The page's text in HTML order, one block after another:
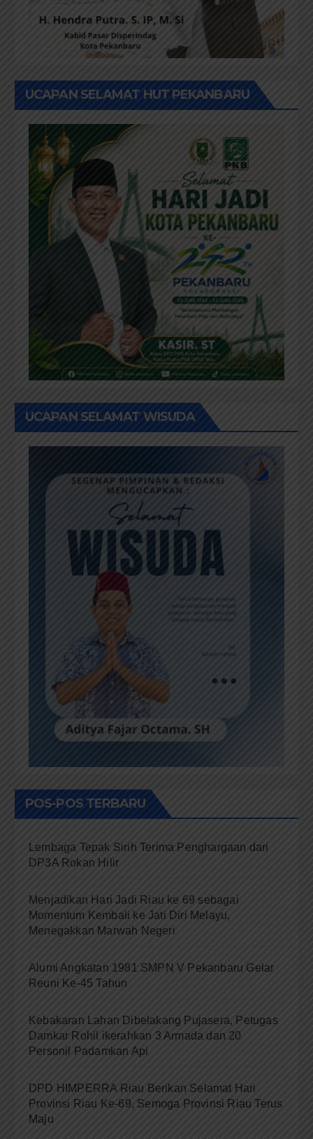
UCAPAN SELAMAT HUT PEKANBARU
UCAPAN SELAMAT WISUDA
POS-POS TERBARU
Lembaga Tepak Sirih Terima Penghargaan dari
DP3A Rokan Hilir
Menjadikan Hari Jadi Riau ke 69 sebagai
Momentum Kembali ke Jati Diri Melayu,
Menegakkan Marwah Negeri
Alumi Angkatan 1981 SMPN V Pekanbaru Gelar
Reuni Ke-45 Tahun
Kebakaran Lahan Dibelakang Pujasera, Petugas
Damkar Rohil ikerahkan 3 Armada dan 20
Personil Padamkan Api
DPD HIMPERRA Riau Berikan Selamat Hari
Provinsi Riau Ke-69, Semoga Provinsi Riau Terus
Maju